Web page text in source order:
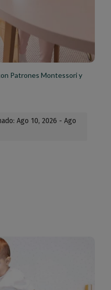
Patrones Montessori y
Ago 10, 2026 - Ago